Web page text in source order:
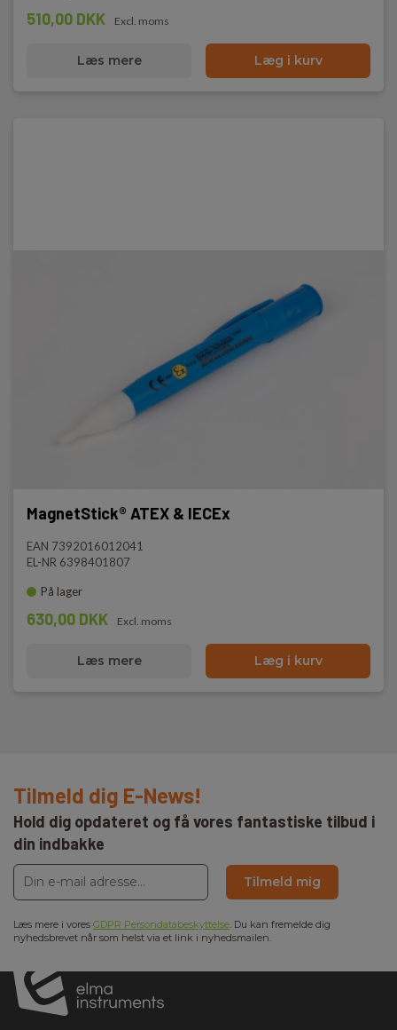
510,00 DKK Excl. moms
Læs mere Læg i kurv
MagnetStick® ATEX & IECEx
EAN 7392016012041
EL-NR 6398401807
På lager
630,00 DKK Excl. moms
Læs mere Læg i kurv
Tilmeld dig E-News!
Hold dig opdateret og få vores fantastiske tilbud i
din indbakke
Tilmeld mig
Læs mere i vores GDPR Persondatabeskyttelse. Du kan fremelde dig
nyhedsbrevet når som helst via et link i nyhedsmailen.